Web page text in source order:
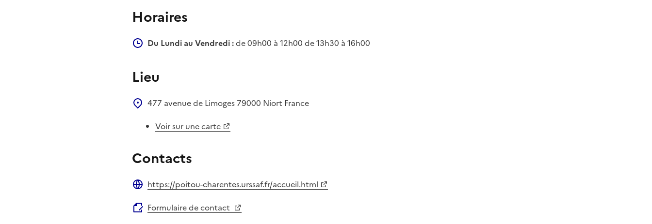
Horaires
Du Lundi au Vendredi :de 09h00 à 12h00 de 13h30 à 16h00
Lieu
477 avenue de Limoges 79000 Niort France
Voir sur une carte
Contacts
https://poitou-charentes.urssaf.fr/accueil.html
Formulaire de contact